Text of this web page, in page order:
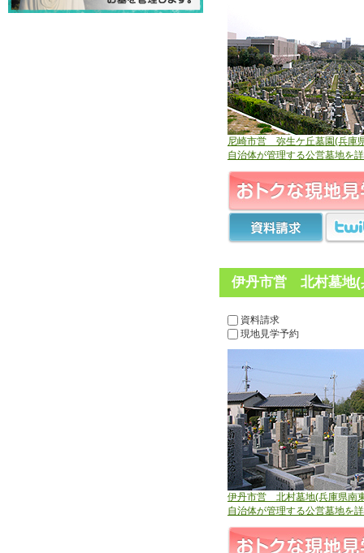
尼崎市営 弥生ケ丘墓園(兵庫
自治体が管理する公営墓地を
伊丹市営 北村墓地(
資料請求
現地見学予約
伊丹市営 北村墓地(兵庫県南
自治体が管理する公営墓地を